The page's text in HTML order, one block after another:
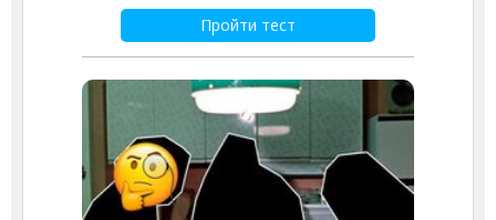
Пройти тест